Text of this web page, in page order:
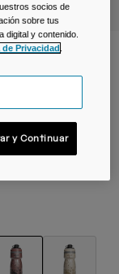
™ de
40% OFF
socios de
sobre tus
digital y contenido.
Privacidad
y Continuar